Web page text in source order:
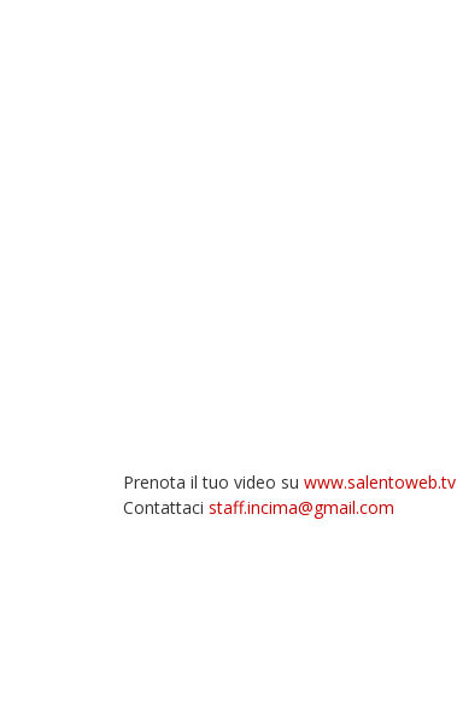
Prenota il tuo video su www.salentoweb.tv
Contattaci staff.incima@gmail.com